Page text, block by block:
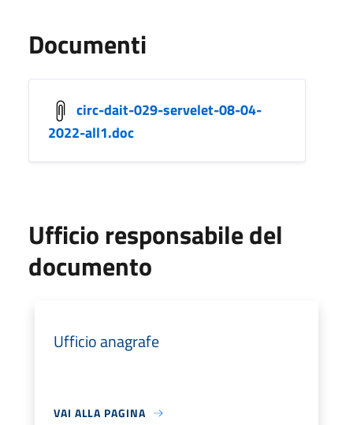
Documenti
circ-dait-029-servelet-08-04-
2022-all1.doc
Ufficio responsabile del
documento
Ufficio anagrafe
VAI ALLA PAGINA